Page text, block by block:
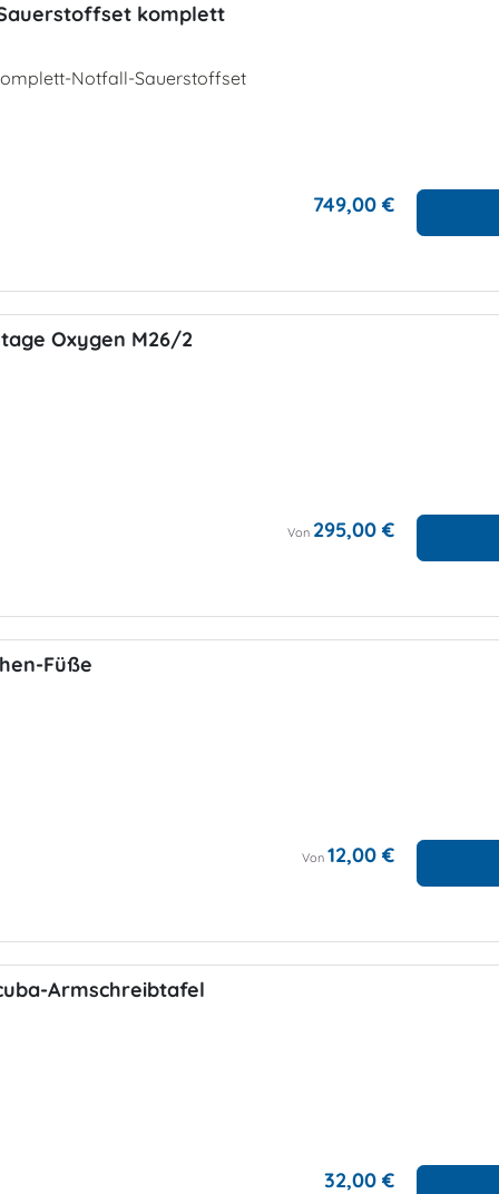
komplett
Notfall-Sauerstoffset
749,00 €
Oxygen M26/2
Von 295,00 €
Füße
Von 12,00 €
Armschreibtafel
32,00 €